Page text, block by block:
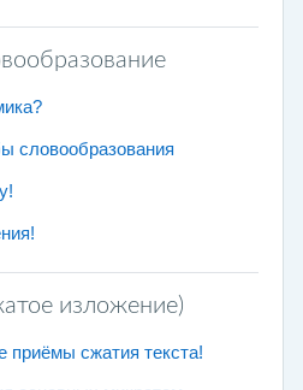
Archivo
словообразования
Cuestionario
изложение)
приёмы сжатия текста!
Archivo